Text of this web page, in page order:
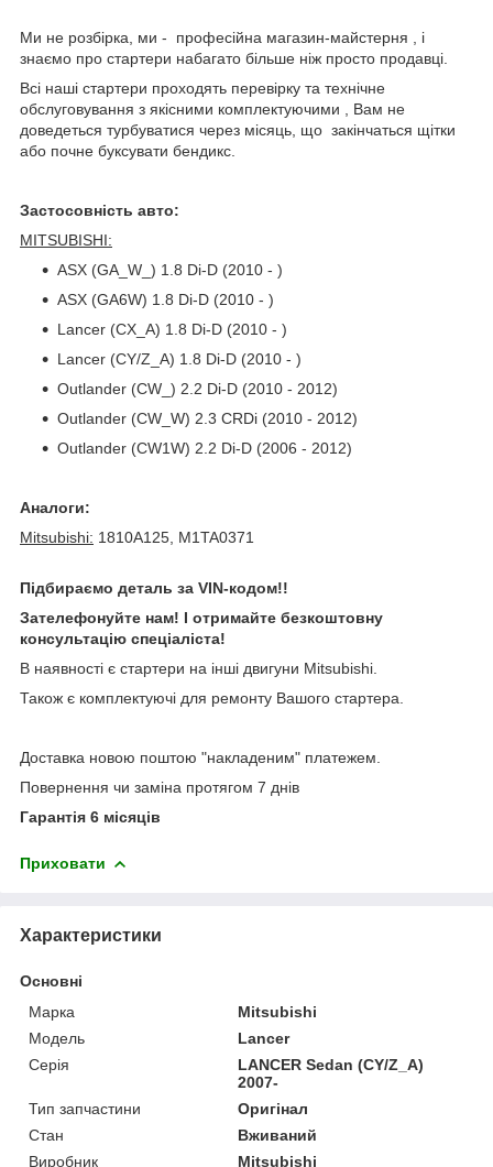
Ми не розбірка, ми - професійна магазин-майстерня , і
знаємо про стартери набагато більше ніж просто продавці.
Всі наші стартери проходять перевірку та технічне
обслуговування з якісними комплектуючими , Вам не
доведеться турбуватися через місяць, що закінчаться щітки
або почне буксувати бендикс.
Застосовність авто:
MITSUBISHI:
ASX (GA_W_) 1.8 Di-D (2010 - )
ASX (GA6W) 1.8 Di-D (2010 - )
Lancer (CX_A) 1.8 Di-D (2010 - )
Lancer (CY/Z_A) 1.8 Di-D (2010 - )
Outlander (CW_) 2.2 Di-D (2010 - 2012)
Outlander (CW_W) 2.3 CRDi (2010 - 2012)
Outlander (CW1W) 2.2 Di-D (2006 - 2012)
Аналоги:
Mitsubishi: 1810A125, M1TA0371
Підбираємо деталь за VIN-кодом!!
Зателефонуйте нам! І отримайте безкоштовну
консультацію спеціаліста!
В наявності є стартери на інші двигуни Mitsubishi.
Також є комплектуючі для ремонту Вашого стартера.
Доставка новою поштою "накладеним" платежем.
Повернення чи заміна протягом 7 днів
Гарантія 6 місяців
Приховати
Характеристики
Основні
Марка
Mitsubishi
Модель
Lancer
Серія
LANCER Sedan (CY/Z_A)
2007-
Тип запчастини
Оригінал
Стан
Вживаний
Виробник
Mitsubishi